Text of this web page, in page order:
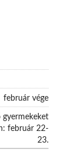
február vége
gyermekeket
február 22-
23.